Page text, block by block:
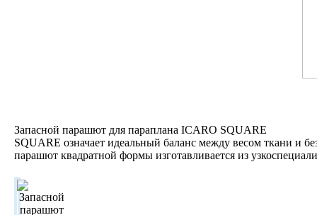
Запасной парашют для параплана ICARO SQUARE
SQUARE означает идеальный баланс между весом ткани и
парашют квадратной формы изготавливается из